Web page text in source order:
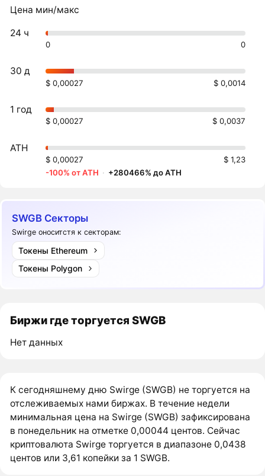
Цена мин/макс
24 ч
0 0
30 д
$ 0,00027 $ 0,0014
1 год
$ 0,00027 $ 0,0037
ATH
$ 0,00027
$ 1,23
-100% от ATH · +280466% до ATH
SWGB Секторы
Swirge оноситстя к секторам:
Токены Ethereum
Токены Polygon
Биржи где торгуется SWGB
Нет данных
К сегодняшнему дню Swirge (SWGB) не торгуется на
отслеживаемых нами биржах. В течение недели
минимальная цена на Swirge (SWGB) зафиксирована
в понедельник на отметке 0,00044 центов. Сейчас
криптовалюта Swirge торгуется в диапазоне 0,0438
центов или 3,61 копейки за 1 SWGB.